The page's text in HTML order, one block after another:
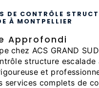
DE CONTRÔLE
À MONTPELLIER
Approfondi
chez ACS GRAND
structure escalade
et
services complets de